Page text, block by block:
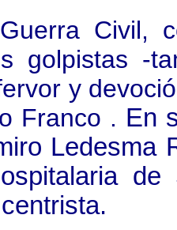
Civil,
golpistas -
y
Franco . En
Ledesma